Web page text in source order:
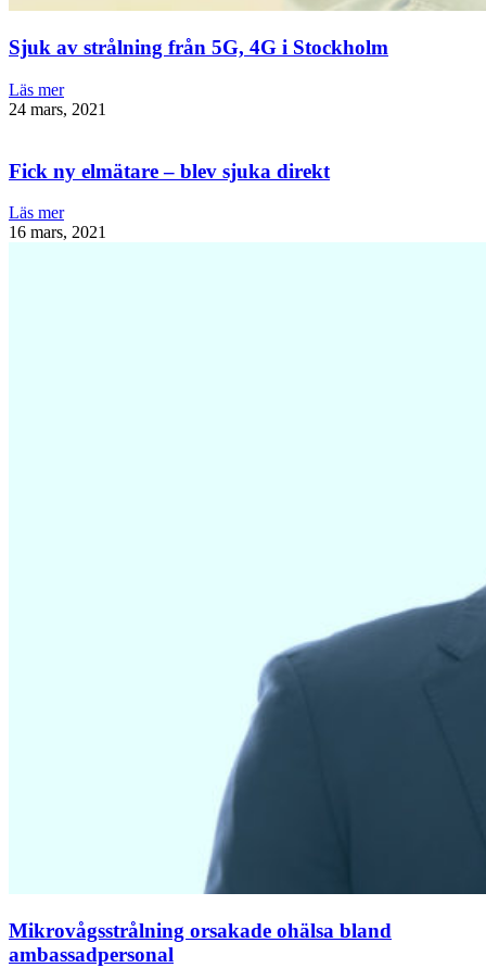
Sjuk av strålning från 5G, 4G i Stockholm
Läs mer
24 mars, 2021
Fick ny elmätare – blev sjuka direkt
Läs mer
16 mars, 2021
Mikrovågsstrålning orsakade ohälsa bland
ambassadpersonal